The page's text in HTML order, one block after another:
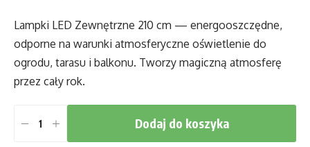
Lampki LED Zewnętrzne 210 cm — energooszczędne,
odporne na warunki atmosferyczne oświetlenie do
ogrodu, tarasu i balkonu. Tworzy magiczną atmosferę
przez cały rok.
Dodaj do koszyka